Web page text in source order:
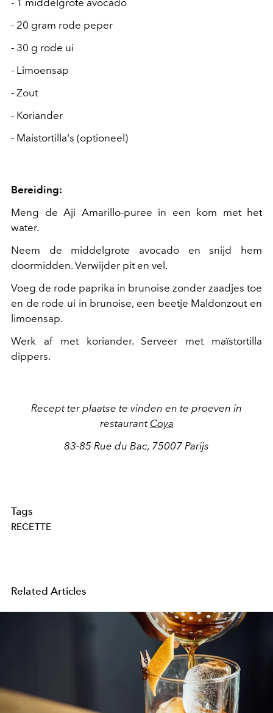
- 1 middelgrote avocado
- 20 gram rode peper
- 30 g rode ui
- Limoensap
- Zout
- Koriander
- Maistortilla's (optioneel)
Bereiding:
Meng de Aji Amarillo-puree in een kom met het
water.
Neem de middelgrote avocado en snijd hem
doormidden. Verwijder pit en vel.
Voeg de rode paprika in brunoise zonder zaadjes toe
en de rode ui in brunoise, een beetje Maldonzout en
limoensap.
Werk af met koriander. Serveer met maïstortilla
dippers.
Recept ter plaatse te vinden en te proeven in
restaurant Coya
83-85 Rue du Bac, 75007 Parijs
Tags
RECETTE
Related Articles